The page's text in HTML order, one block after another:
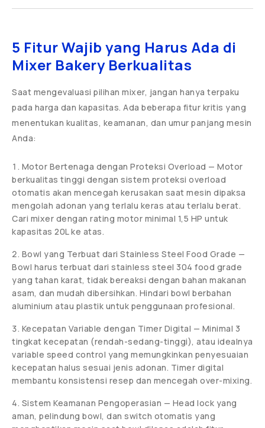
5 Fitur Wajib yang Harus Ada di
Mixer Bakery Berkualitas
Saat mengevaluasi pilihan mixer, jangan hanya terpaku
pada harga dan kapasitas. Ada beberapa fitur kritis yang
menentukan kualitas, keamanan, dan umur panjang mesin
Anda:
Motor Bertenaga dengan Proteksi Overload — Motor
berkualitas tinggi dengan sistem proteksi overload
otomatis akan mencegah kerusakan saat mesin dipaksa
mengolah adonan yang terlalu keras atau terlalu berat.
Cari mixer dengan rating motor minimal 1,5 HP untuk
kapasitas 20L ke atas.
Bowl yang Terbuat dari Stainless Steel Food Grade —
Bowl harus terbuat dari stainless steel 304 food grade
yang tahan karat, tidak bereaksi dengan bahan makanan
asam, dan mudah dibersihkan. Hindari bowl berbahan
aluminium atau plastik untuk penggunaan profesional.
Kecepatan Variable dengan Timer Digital — Minimal 3
tingkat kecepatan (rendah-sedang-tinggi), atau idealnya
variable speed control yang memungkinkan penyesuaian
kecepatan halus sesuai jenis adonan. Timer digital
membantu konsistensi resep dan mencegah over-mixing.
Sistem Keamanan Pengoperasian — Head lock yang
aman, pelindung bowl, dan switch otomatis yang